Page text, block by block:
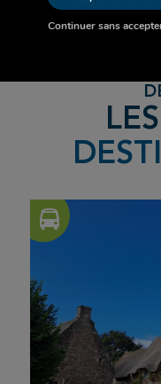
Continuer sans